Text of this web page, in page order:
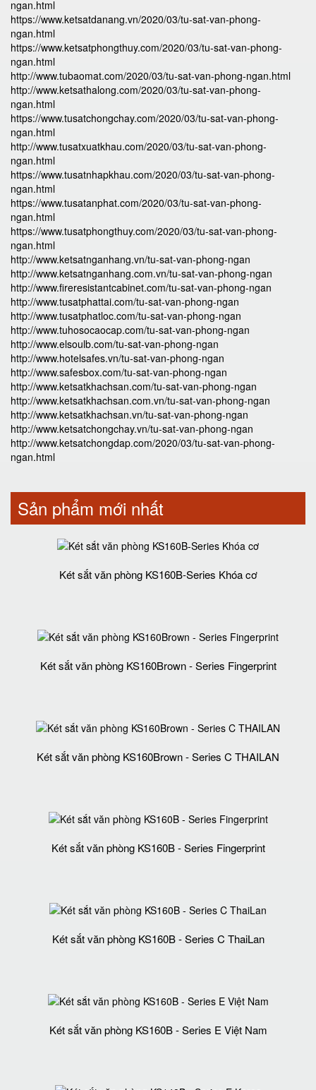
ngan.html
https://www.ketsatdanang.vn/2020/03/tu-sat-van-phong-
ngan.html
https://www.ketsatphongthuy.com/2020/03/tu-sat-van-phong-
ngan.html
http://www.tubaomat.com/2020/03/tu-sat-van-phong-ngan.html
http://www.ketsathalong.com/2020/03/tu-sat-van-phong-
ngan.html
https://www.tusatchongchay.com/2020/03/tu-sat-van-phong-
ngan.html
http://www.tusatxuatkhau.com/2020/03/tu-sat-van-phong-
ngan.html
https://www.tusatnhapkhau.com/2020/03/tu-sat-van-phong-
ngan.html
https://www.tusatanphat.com/2020/03/tu-sat-van-phong-
ngan.html
https://www.tusatphongthuy.com/2020/03/tu-sat-van-phong-
ngan.html
http://www.ketsatnganhang.vn/tu-sat-van-phong-ngan
http://www.ketsatnganhang.com.vn/tu-sat-van-phong-ngan
http://www.fireresistantcabinet.com/tu-sat-van-phong-ngan
http://www.tusatphattai.com/tu-sat-van-phong-ngan
http://www.tusatphatloc.com/tu-sat-van-phong-ngan
http://www.tuhosocaocap.com/tu-sat-van-phong-ngan
http://www.elsoulb.com/tu-sat-van-phong-ngan
http://www.hotelsafes.vn/tu-sat-van-phong-ngan
http://www.safesbox.com/tu-sat-van-phong-ngan
http://www.ketsatkhachsan.com/tu-sat-van-phong-ngan
http://www.ketsatkhachsan.com.vn/tu-sat-van-phong-ngan
http://www.ketsatkhachsan.vn/tu-sat-van-phong-ngan
http://www.ketsatchongchay.vn/tu-sat-van-phong-ngan
http://www.ketsatchongdap.com/2020/03/tu-sat-van-phong-
ngan.html
Sản phẩm mới nhất
Két sắt văn phòng KS160B-Series Khóa cơ
Két sắt văn phòng KS160Brown - Series Fingerprint
Két sắt văn phòng KS160Brown - Series C THAILAN
Két sắt văn phòng KS160B - Series Fingerprint
Két sắt văn phòng KS160B - Series C ThaiLan
Két sắt văn phòng KS160B - Series E Việt Nam